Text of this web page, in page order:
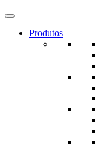
Produtos